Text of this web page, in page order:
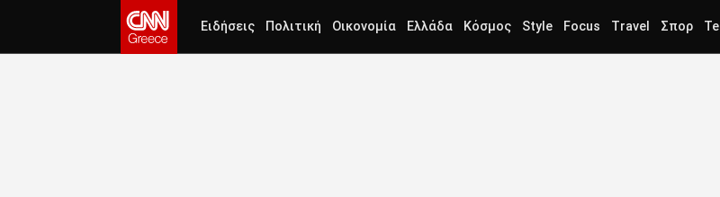
Ειδήσεις Πολιτική Οικονομία Ελλάδα Κόσμος Style Focus Travel Σπορ